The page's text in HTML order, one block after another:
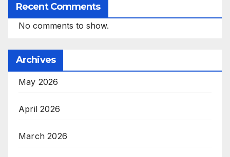
Recent Comments
No comments to show.
Archives
May 2026
April 2026
March 2026